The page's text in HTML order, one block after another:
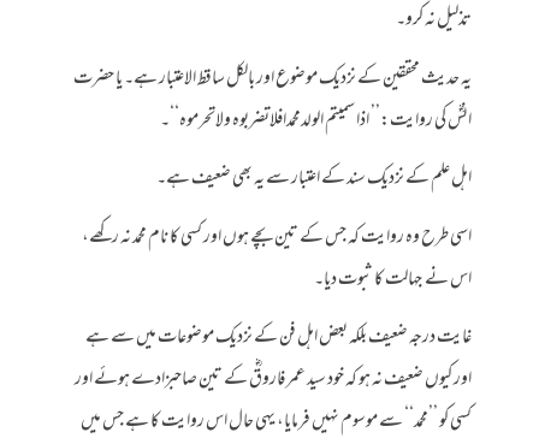
تذلیل نہ کرو۔
یہ حدیث محققین کے نزدیک موضوع اور بالکل ساقط الاعتبار ہے۔ یا حضرت
انسؓ کی روایت:’’ اذا سمیتم الولدمحمدافلاتضربوہ ولاتحرموہ‘‘۔
اہل علم کے نزدیک سند کے اعتبار سے یہ بھی ضعیف ہے۔
اسی طرح وہ روایت کہ جس کے تین بچے ہوں اور کسی کا نام محمد نہ رکھے،
اس نے جہالت کا ثبوت دیا۔
غایت درجہ ضعیف بلکہ بعض اہل فن کے نزدیک موضوعات میں سے ہے
اور کیوں ضعیف نہ ہو کہ خود سید عمر فاروقؓ کے تین صاحبزادے ہوئے اور
کسی کو ’’محمد‘‘ سے موسوم نہیں فرمایا، یہی حال اس روایت کا ہے جس میں